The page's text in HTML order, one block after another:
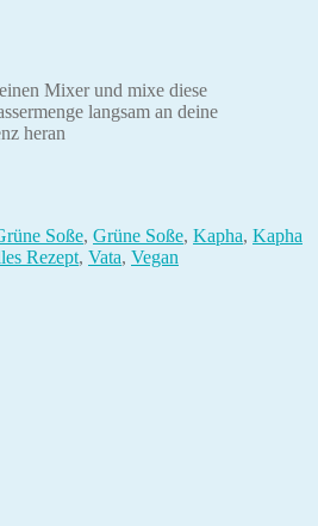
Mixer und mixe diese
langsam an deine
heran
Soße, Grüne Soße, Kapha, Kapha
Rezept, Vata, Vegan